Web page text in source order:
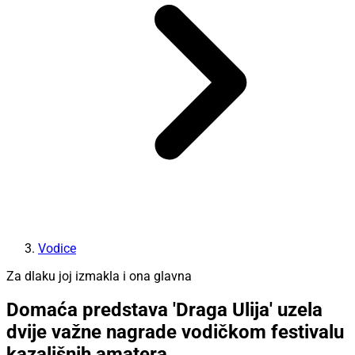
Vodice
Za dlaku joj izmakla i ona glavna
Domaća predstava 'Draga Ulija' uzela
dvije važne nagrade vodičkom festivalu